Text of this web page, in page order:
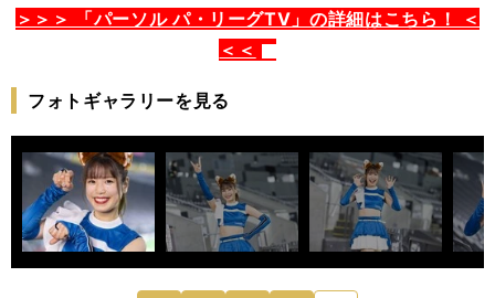
＞＞＞ 「パーソル パ・リーグTV」の詳細はこちら！ ＜
＜＜
フォトギャラリーを見る